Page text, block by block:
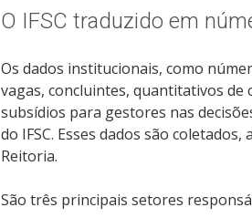
O IFSC traduzido em
Os dados institucionais, como
vagas, concluintes, quantitativos
subsídios para gestores nas
do IFSC. Esses dados são
Reitoria.
São três principais setores